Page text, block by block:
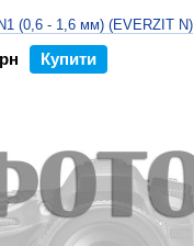
(0,6 - 1,6 мм) (EVERZIT N)
Купити